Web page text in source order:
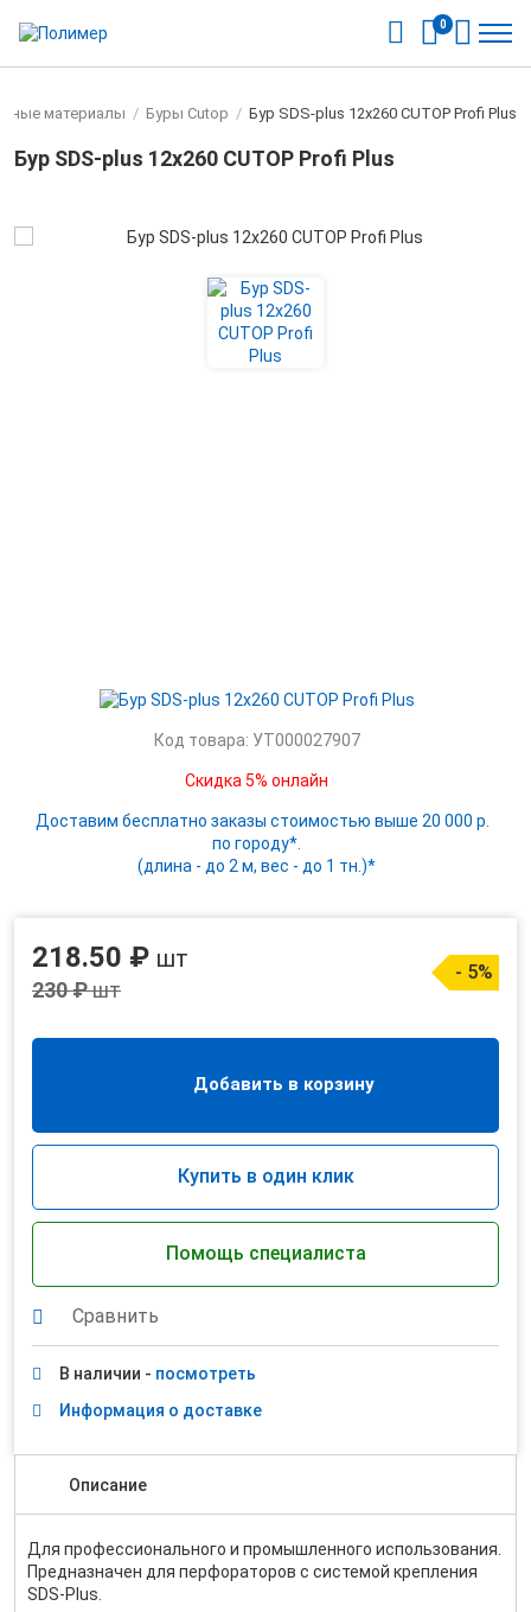
0
материалы / Буры Cutop / Бур SDS-plus 12х260 CUTOP Profi Plus
Бур SDS-plus 12х260 CUTOP Profi Plus
Код товара: УТ000027907
Скидка 5% онлайн
Доставим бесплатно заказы стоимостью выше 20 000 р.
по городу*.
(длина - до 2 м, вес - до 1 тн.)*
218.50 ₽ шт
230 ₽шт
- 5%
Добавить в корзину
Купить в один клик
Помощь специалиста
Сравнить
В наличии - посмотреть
Информация о доставке
Описание
Для профессионального и промышленного использования.
Предназначен для перфораторов с системой крепления
SDS-Plus.